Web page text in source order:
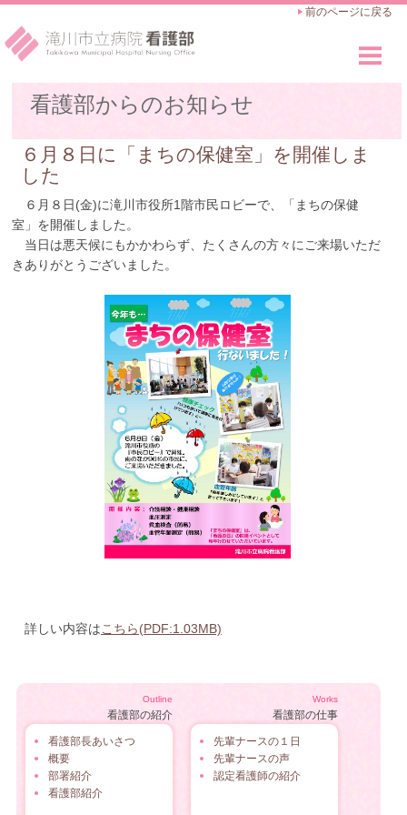
前のページに戻る
看護部のご紹介
Outline
看護師の仕事
Works
Career Advance
採用のご案内
Recruit
看護部からのお知らせ
６月８日に「まちの保健室」を開催しま
した
６月８日(金)に滝川市役所1階市民ロビーで、「まちの保健
室」を開催しました。
当日は悪天候にもかかわらず、たくさんの方々にご来場いただ
きありがとうございました。
詳しい内容はこちら(PDF:1.03MB)
Outline
看護部の紹介
看護部長あいさつ
概要
部署紹介
看護部紹介
Works
看護部の仕事
先輩ナースの１日
先輩ナースの声
認定看護師の紹介